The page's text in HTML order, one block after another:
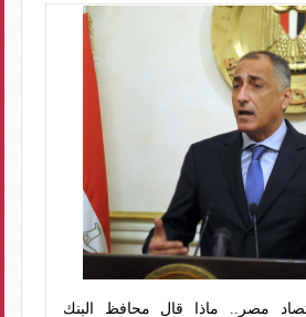
مصر.. ماذا قال محافظ البنك